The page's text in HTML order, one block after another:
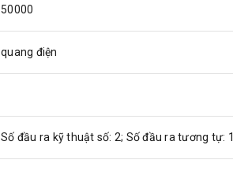
50000
quang điện
Số đầu ra kỹ thuật số: 2; Số đầu ra tương tự: 1